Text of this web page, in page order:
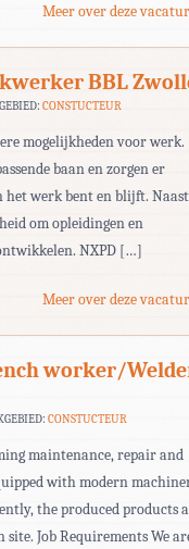
Meer over deze
BBL
CONSTUCTEUR
mogelijkheden voor werk.
baan en zorgen er
het werk bent en blijft. Naast
om opleidingen en
NXPD […]
Meer over deze
worker/
CONSTUCTEUR
maintenance, repair and
with modern
the produced products
Job Requirements We